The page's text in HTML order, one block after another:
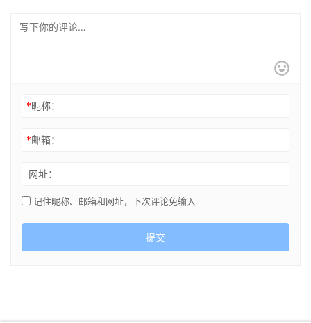
*昵称：
*邮箱：
网址：
记住昵称、邮箱和网址，下次评论免输入
提交